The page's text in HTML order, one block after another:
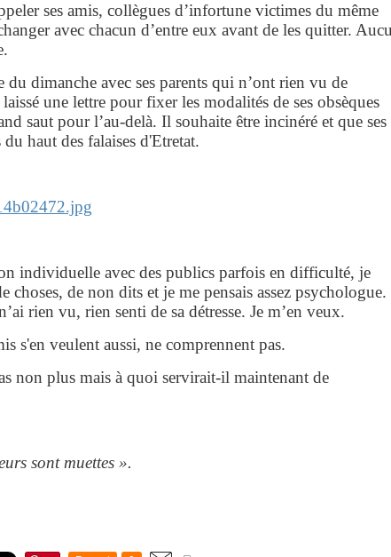
ses amis, collègues d’infortune victimes du même
avec chacun d’entre eux avant de les quitter.
du dimanche avec ses parents qui n’ont rien vu de
une lettre pour fixer les modalités de ses obsèques
saut pour l’au-delà. Il souhaite être incinéré et que ses
du haut des falaises d'Etretat.
individuelle avec des publics parfois en difficulté, je
choses, de non dits et je me pensais assez psychologue.
rien vu, rien senti de sa détresse. Je m’en veux.
s'en veulent aussi, ne comprennent pas.
non plus mais à quoi servirait-il maintenant de
sont muettes ».